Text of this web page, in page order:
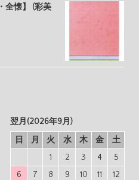
全懐】 (彩美
翌月(2026年9月)
日
月 火 水 木 金
土
1
2 3 4
5
6
7 8 9 10 11
12